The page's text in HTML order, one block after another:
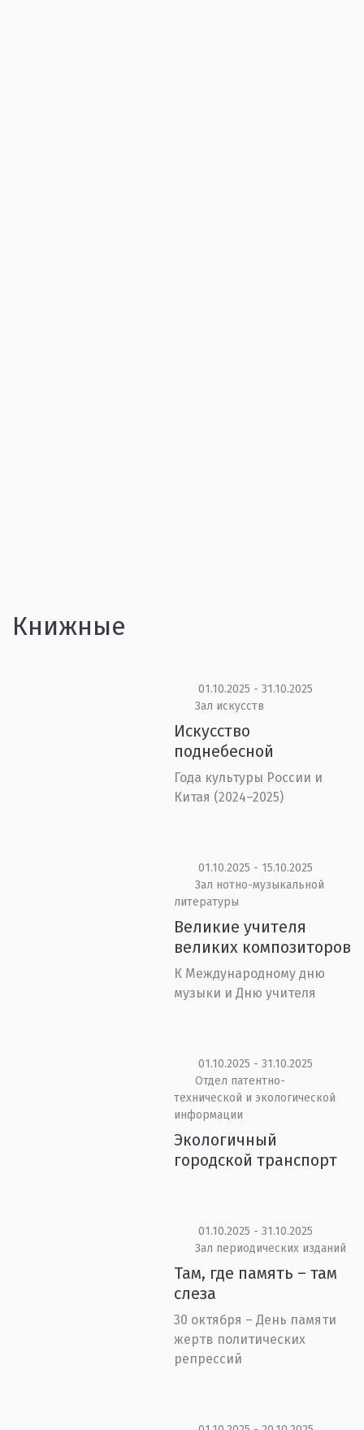
Книжные
01.10.2025 - 31.10.2025
Зал искусств
Искусство
поднебесной
Года культуры России и
Китая (2024–2025)
01.10.2025 - 15.10.2025
Зал нотно-музыкальной
литературы
Великие учителя
великих композиторов
К Международному дню
музыки и Дню учителя
01.10.2025 - 31.10.2025
Отдел патентно-
технической и экологической
информации
Экологичный
городской транспорт
01.10.2025 - 31.10.2025
Зал периодических изданий
Там, где память – там
слеза
30 октября – День памяти
жертв политических
репрессий